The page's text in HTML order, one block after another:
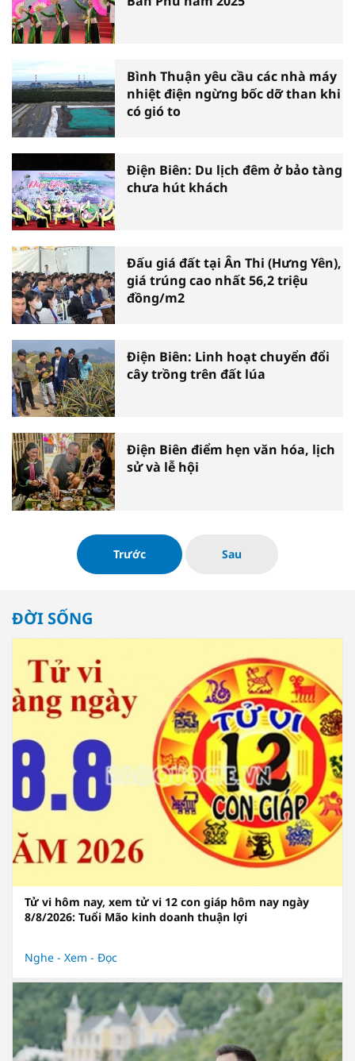
Bình Thuận yêu cầu các nhà máy
nhiệt điện ngừng bốc dỡ than khi
có gió to
Điện Biên: Du lịch đêm ở bảo tàng
chưa hút khách
Đấu giá đất tại Ân Thi (Hưng Yên),
giá trúng cao nhất 56,2 triệu
đồng/m2
Điện Biên: Linh hoạt chuyển đổi
cây trồng trên đất lúa
Điện Biên điểm hẹn văn hóa, lịch
sử và lễ hội
Trước Sau
ĐỜI SỐNG
Tử vi hôm nay, xem tử vi 12 con giáp hôm nay ngày
8/8/2026: Tuổi Mão kinh doanh thuận lợi
Nghe - Xem - Đọc